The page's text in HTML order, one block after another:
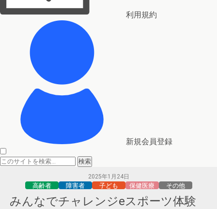
利用規約
新規会員登録
2025年1月24日
高齢者 障害者 子ども 保健医療 その他
みんなでチャレンジeスポーツ体験